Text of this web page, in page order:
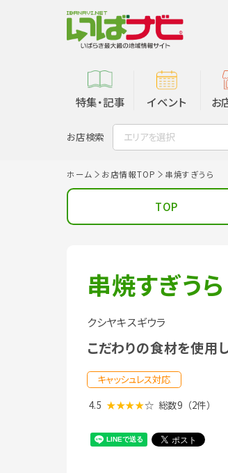
特集・記事 イベント お
お店検索 エリアを選択
ホーム お店情報TOP 串焼すぎうら
TOP
串焼すぎうら
クシヤキスギウラ
こだわりの食材を使用
キャッシュレス対応
4.5 ★★★★☆ 総数9 （2件）